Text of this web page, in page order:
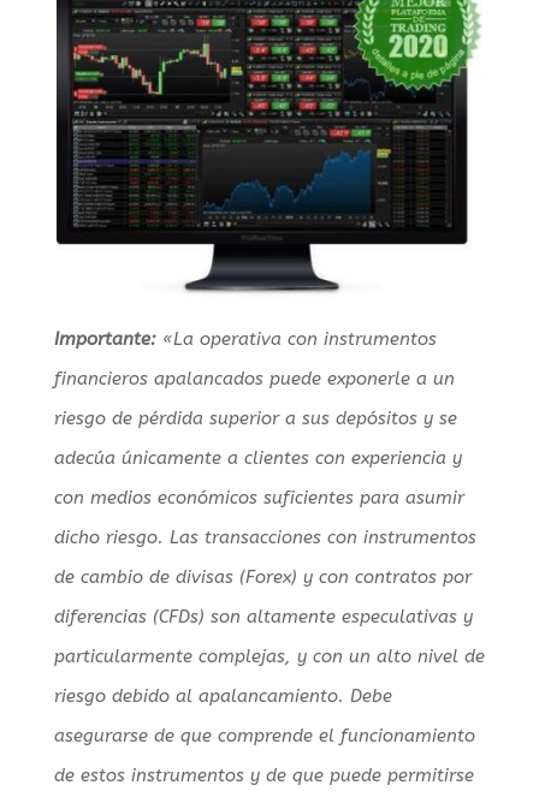
Importante:«La operativa con instrumentos
financieros apalancados puede exponerle a un
riesgo de pérdida superior a sus depósitos y se
adecúa únicamente a clientes con experiencia y
con medios económicos suficientes para asumir
dicho riesgo. Las transacciones con instrumentos
de cambio de divisas (Forex) y con contratos por
diferencias (CFDs) son altamente especulativas y
particularmente complejas, y con un alto nivel de
riesgo debido al apalancamiento. Debe
asegurarse de que comprende el funcionamiento
de estos instrumentos y de que puede permitirse